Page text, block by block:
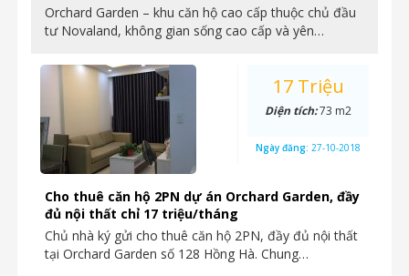
Orchard Garden – khu căn hộ cao cấp thuộc chủ đầu
tư Novaland, không gian sống cao cấp và yên…
Cho thuê căn hộ 2PN dự án Orchard Garden, đầy
đủ nội thất chỉ 17 triệu/tháng
Chủ nhà ký gửi cho thuê căn hộ 2PN, đầy đủ nội thất
tại Orchard Garden số 128 Hồng Hà. Chung…
17 Triệu
Diện tích:73 m2
Ngày đăng: 27-10-2018